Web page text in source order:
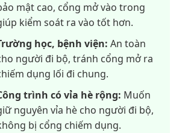
mật cao, cổng mở vào trong
kiểm soát ra vào tốt hơn.
học, bệnh viện: An toàn
người đi bộ, tránh cổng mở ra
dụng lối đi chung.
trình có vỉa hè rộng: Muốn
nguyên vỉa hè cho người đi bộ,
bị cổng chiếm dụng.